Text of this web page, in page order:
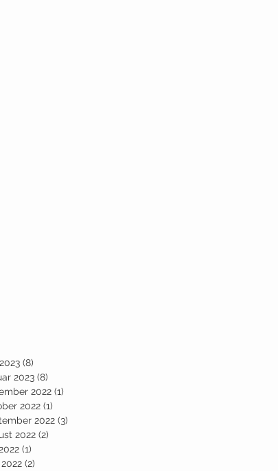
(8)
2023 (8)
2022 (1)
2022 (1)
2022 (3)
2022 (2)
(1)
(2)